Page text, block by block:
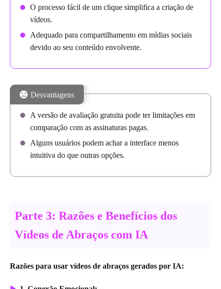
O processo fácil de um clique simplifica a criação de
vídeos.
Adequado para compartilhamento em mídias sociais
devido ao seu conteúdo envolvente.
Desvantagens
A versão de avaliação gratuita pode ter limitações em
comparação com as assinaturas pagas.
Alguns usuários podem achar a interface menos
intuitiva do que outras opções.
Parte 3: Razões e Benefícios dos
Vídeos de Abraços com IA
Razões para usar vídeos de abraços gerados por IA: